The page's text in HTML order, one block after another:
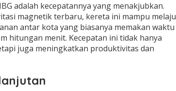
adalah kecepatannya yang menakjubkan.
magnetik terbaru, kereta ini mampu melaju
antar kota yang biasanya memakan waktu
hitungan menit. Kecepatan ini tidak hanya
juga meningkatkan produktivitas dan